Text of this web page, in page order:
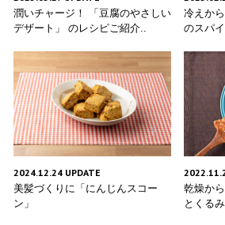
潤いチャージ！ 「豆腐のやさしい
デザート」 のレシピご紹介..
冷えか
のスパイ
2024.12.24 UPDATE
美髪づくりに「にんじんスコー
ン」
乾燥か
とくる